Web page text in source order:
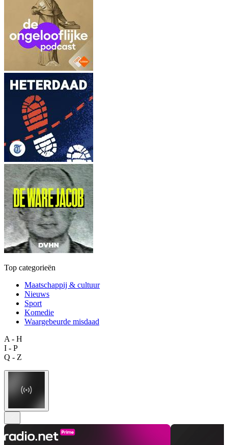
Top categorieën
Maatschappij & cultuur
Nieuws
Sport
Komedie
Waargebeurde misdaad
A - H
I - P
Q - Z